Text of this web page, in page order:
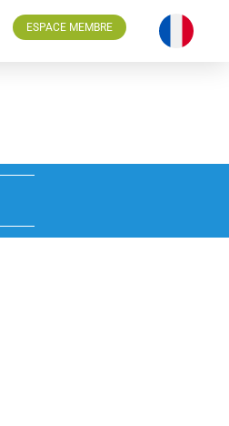
ESPACE MEMBRE